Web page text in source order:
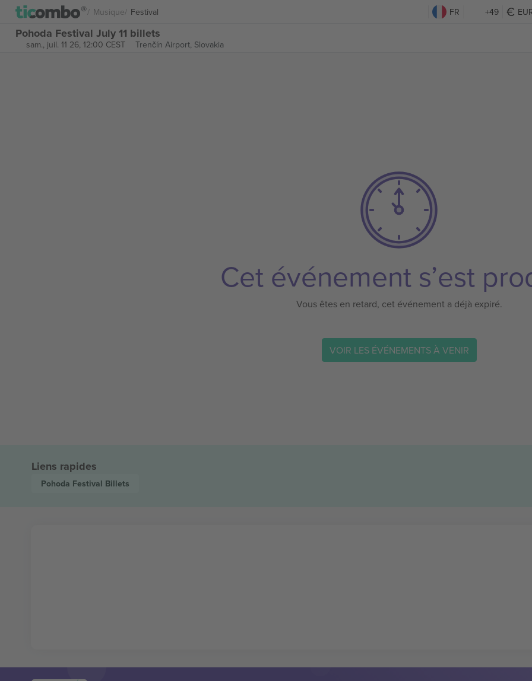
Musique Festival FR +49
Pohoda Festival July 11 billets
sam., juil. 11 26, 12:00 CEST Trenčín Airport, Slovakia
Cet événement s’est
Vous êtes en retard, cet événement a déjà expiré.
VOIR LES ÉVÉNEMENTS À VENIR
Liens rapides
Pohoda Festival Billets